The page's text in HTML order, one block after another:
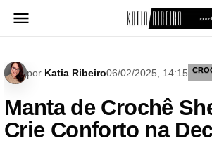
para
por Katia Ribeiro06/02/2025, 14:15
Manta de Crochê
Crie Conforto na